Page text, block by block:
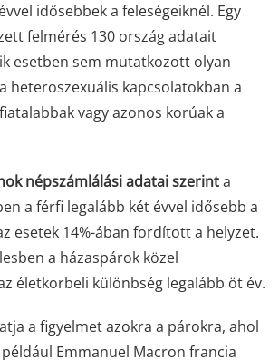
idősebbek a feleségeiknél. Egy
felmérés 130 ország adatait
esetben sem mutatkozott olyan
heteroszexuális kapcsolatokban a
vagy azonos korúak a
népszámlálási adatai szerinta
a férfi legalább két évvel idősebb a
esetek 14%-ában fordított a helyzet.
a házaspárok közel
életkorbeli különbség legalább öt év.
a figyelmet azokra a párokra, ahol
Emmanuel Macron francia